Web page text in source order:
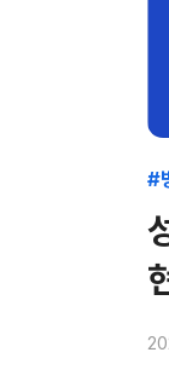
#